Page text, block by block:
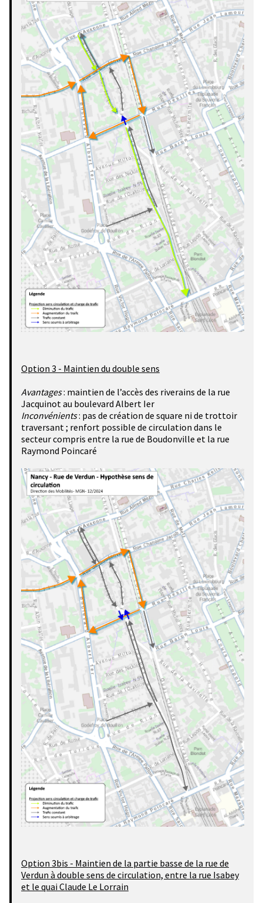
Option 3 - Maintien du double sens
Avantages: maintien de l’accès des riverains de la rue
Jacquinot au boulevard Albert Ier
Inconvénients: pas de création de square ni de trottoir
traversant ; renfort possible de circulation dans le
secteur compris entre la rue de Boudonville et la rue
Raymond Poincaré
Option 3bis - Maintien de la partie basse de la rue de
Verdun à double sens de circulation, entre la rue Isabey
et le quai Claude Le Lorrain